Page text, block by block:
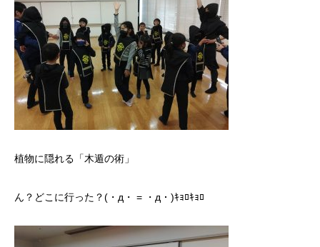
植物に隠れる「木遁の術」
ん？どこに行った？(・д・ = ・д・)ｷｮﾛｷｮﾛ